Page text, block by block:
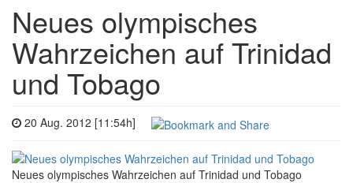
Neues olympisches
Wahrzeichen auf Trinidad
und Tobago
20 Aug. 2012 [11:54h]
Neues olympisches Wahrzeichen auf Trinidad und Tobago